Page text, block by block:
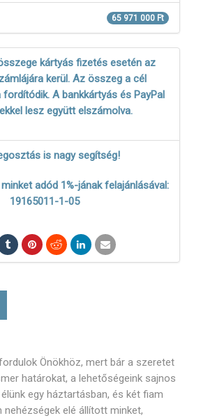
65 971 000 Ft
kártyás fizetés esetén az
kerül. Az összeg a cél
A bankkártyás és PayPal
lesz együtt elszámolva.
is nagy segítség!
adód 1%-jának felajánlásával:
19165011-1-05
Önökhöz, mert bár a szeretet
határokat, a lehetőségeink sajnos
egy háztartásban, és két fiam
nehézségek elé állított minket,